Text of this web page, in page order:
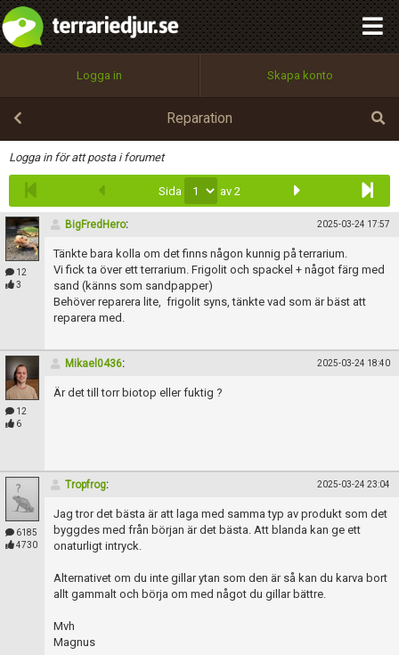
Logga in Skapa konto
Reparation
Logga in för att posta i forumet
Sida av 2
12
3
BigFredHero: 2025-03-24 17:57
Tänkte bara kolla om det finns någon kunnig på terrarium.
Vi fick ta över ett terrarium. Frigolit och spackel + något färg med
sand (känns som sandpapper)
Behöver reparera lite, frigolit syns, tänkte vad som är bäst att
reparera med.
12
6
Mikael0436: 2025-03-24 18:40
Är det till torr biotop eller fuktig ?
6185
4730
Tropfrog: 2025-03-24 23:04
Jag tror det bästa är att laga med samma typ av produkt som det
byggdes med från början är det bästa. Att blanda kan ge ett
onaturligt intryck.
Alternativet om du inte gillar ytan som den är så kan du karva bort
allt gammalt och börja om med något du gillar bättre.
Mvh
Magnus
Infoga
Utför
100%
OK
integritetspolicy
Namn:
Epost:
Användarnamn:
Lösenord:
Terms of Service
Skapa konto
Begär nytt lösenord
Tillbaka till förstasidan